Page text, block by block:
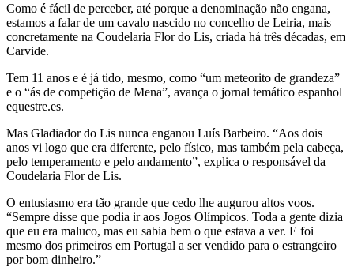
Como é fácil de perceber, até porque a denominação não engana,
estamos a falar de um cavalo nascido no concelho de Leiria, mais
concretamente na Coudelaria Flor do Lis, criada há três décadas, em
Carvide.
Tem 11 anos e é já tido, mesmo, como “um meteorito de grandeza”
e o “ás de competição de Mena”, avança o jornal temático espanhol
equestre.es.
Mas Gladiador do Lis nunca enganou Luís Barbeiro. “Aos dois
anos vi logo que era diferente, pelo físico, mas também pela cabeça,
pelo temperamento e pelo andamento”, explica o responsável da
Coudelaria Flor de Lis.
O entusiasmo era tão grande que cedo lhe augurou altos voos.
“Sempre disse que podia ir aos Jogos Olímpicos. Toda a gente dizia
que eu era maluco, mas eu sabia bem o que estava a ver. E foi
mesmo dos primeiros em Portugal a ser vendido para o estrangeiro
por bom dinheiro.”